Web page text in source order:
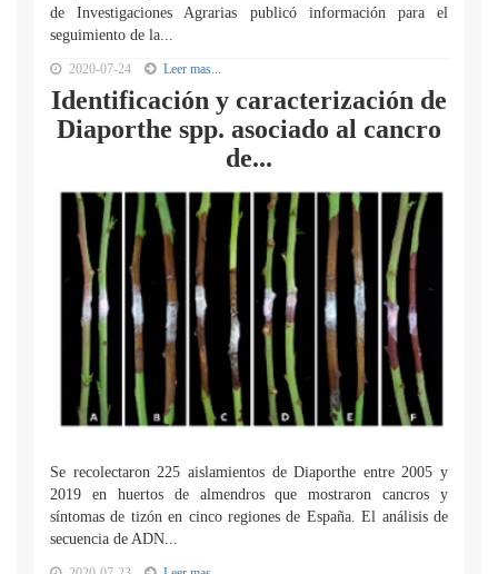
de Investigaciones Agrarias publicó información para el
seguimiento de la...
2020-07-24 Leer mas...
Identificación y caracterización de
Diaporthe spp. asociado al cancro
de...
Se recolectaron 225 aislamientos de Diaporthe entre 2005 y
2019 en huertos de almendros que mostraron cancros y
síntomas de tizón en cinco regiones de España. El análisis de
secuencia de ADN...